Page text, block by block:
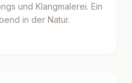
und Klangmalerei. Ein
in der Natur.